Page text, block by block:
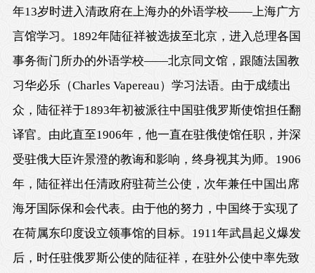
年13岁时进入清政府在上海办的外语学校——上海广方
言馆学习。1892年陆征祥被选拔至北京，进入总理各国
事务衙门所办的外语学校——北京同文馆，跟随法国教
习华必乐（Charles Vapereau）学习法语。由于成绩出
众，陆征祥于1893年初被派往中国驻俄罗斯使馆担任翻
译官。由此直至1906年，他一直在驻俄使馆任职，并深
受驻俄大臣许景澄的教诲和影响，终身视其为师。1906
年，陆征祥出任清政府驻荷兰公使，次年兼任中国出席
海牙国际保和会代表。由于他的努力，中国终于实现了
在荷属东印度设立领事馆的目标。1911年武昌起义爆发
后，时任驻俄罗斯公使的陆征祥，在驻外公使中率先致